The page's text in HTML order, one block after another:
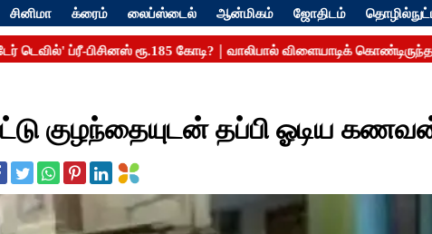
சினிமா க்ரைம் லைப்ஸ்டைல் ஆன்மிகம் ஜோதிடம்
குழந்தையுடன் தப்பி ஓடிய